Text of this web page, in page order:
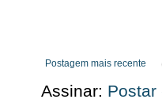
Postagem mais recente
Assinar: Postar